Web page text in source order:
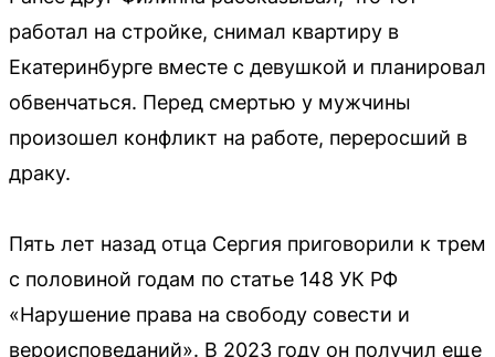
работал на стройке, снимал квартиру в
Екатеринбурге вместе с девушкой и планировал
обвенчаться. Перед смертью у мужчины
произошел конфликт на работе, переросший в
драку.
Пять лет назад отца Сергия приговорили к трем
с половиной годам по статье 148 УК РФ
«Нарушение права на свободу совести и
вероисповеданий». В 2023 году он получил еще